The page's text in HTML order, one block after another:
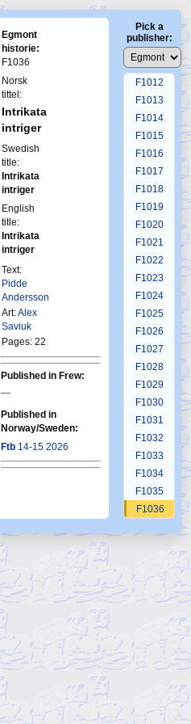
Egmont
historie:
F1036
Norsk
tittel:
Intrikata
intriger
Swedish
title:
Intrikata
intriger
English
title:
Intrikata
intriger
Text:
Pidde
Andersson
Art:Alex
Saviuk
Pages: 22
Published in Frew:
—
Published in
Norway/Sweden:
Ftb 14-15 2026
Pick a
publisher:
F1008
F1009
F1010
F1011
F1012
F1013
F1014
F1015
F1016
F1017
F1018
F1019
F1020
F1021
F1022
F1023
F1024
F1025
F1026
F1027
F1028
F1029
F1030
F1031
F1032
F1033
F1034
F1035
F1036